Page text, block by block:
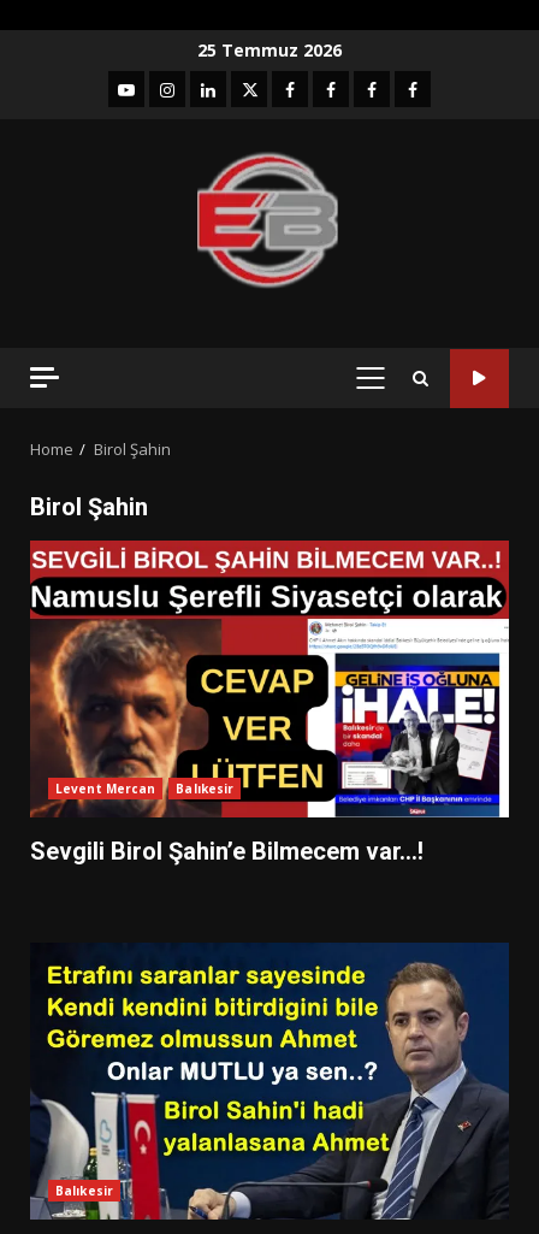
25 Temmuz 2026
YouTubeInstagram
LinkedIntwitterfacebook-Facebook-
Facebook-Facebook-
PRIMARY
Home Birol Şahin
Birol Şahin
Levent Mercan Balıkesir
Sevgili Birol Şahin’e Bilmecem var…!
Balıkesir